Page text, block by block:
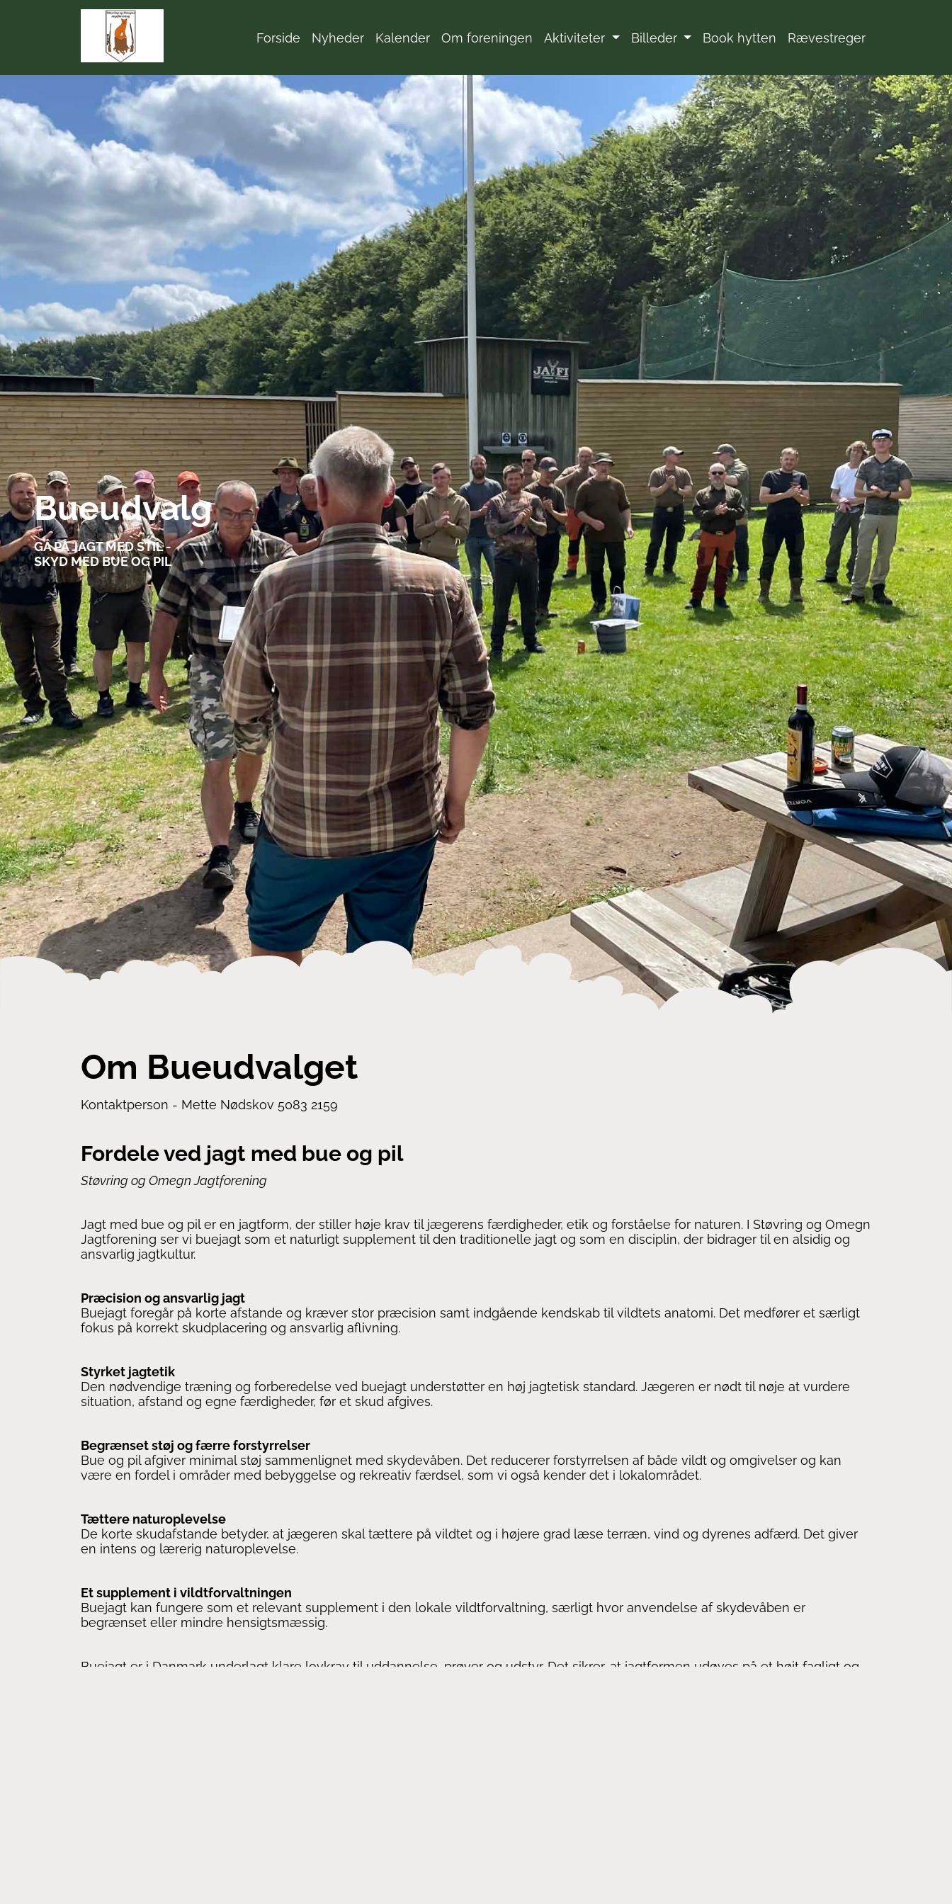
Forside Nyheder Kalender Om foreningen Aktiviteter Billeder Book hytten Rævestreger
Bueudvalg
GÅ PÅ JAGT MED STIL -
SKYD MED BUE OG PIL
Om Bueudvalget
Kontaktperson - Mette Nødskov 5083 2159
Fordele ved jagt med bue og pil
Støvring og Omegn Jagtforening
Jagt med bue og pil er en jagtform, der stiller høje krav til jægerens færdigheder, etik og forståelse for naturen. I Støvring og Omegn
Jagtforening ser vi buejagt som et naturligt supplement til den traditionelle jagt og som en disciplin, der bidrager til en alsidig og
ansvarlig jagtkultur.
Præcision og ansvarlig jagt
Buejagt foregår på korte afstande og kræver stor præcision samt indgående kendskab til vildtets anatomi. Det medfører et særligt
fokus på korrekt skudplacering og ansvarlig aflivning.
Styrket jagtetik
Den nødvendige træning og forberedelse ved buejagt understøtter en høj jagtetisk standard. Jægeren er nødt til nøje at vurdere
situation, afstand og egne færdigheder, før et skud afgives.
Begrænset støj og færre forstyrrelser
Bue og pil afgiver minimal støj sammenlignet med skydevåben. Det reducerer forstyrrelsen af både vildt og omgivelser og kan
være en fordel i områder med bebyggelse og rekreativ færdsel, som vi også kender det i lokalområdet.
Tættere naturoplevelse
De korte skudafstande betyder, at jægeren skal tættere på vildtet og i højere grad læse terræn, vind og dyrenes adfærd. Det giver
en intens og lærerig naturoplevelse.
Et supplement i vildtforvaltningen
Buejagt kan fungere som et relevant supplement i den lokale vildtforvaltning, særligt hvor anvendelse af skydevåben er
begrænset eller mindre hensigtsmæssig.
Buejagt er i Danmark underlagt klare lovkrav til uddannelse, prøver og udstyr. Det sikrer, at jagtformen udøves på et højt fagligt og